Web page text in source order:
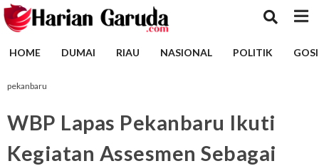
HOME DUMAI RIAU NASIONAL POLITIK
pekanbaru
WBP Lapas Pekanbaru Ikuti
Kegiatan Assesmen Sebagai